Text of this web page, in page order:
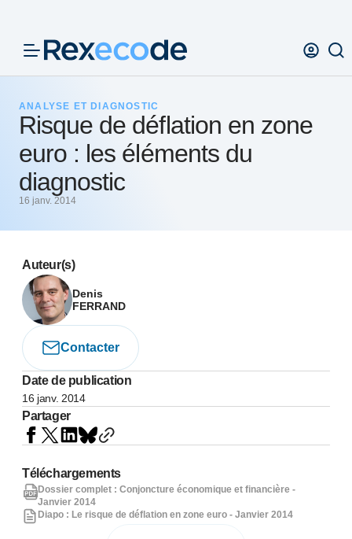
ANALYSE ET DIAGNOSTIC
Risque de déflation en zone
euro : les éléments du
diagnostic
16 janv. 2014
Auteur(s)
Denis
FERRAND
Contacter
Date de publication
16 janv. 2014
Partager
Téléchargements
Dossier complet : Conjoncture économique et financière -
Janvier 2014
Diapo : Le risque de déflation en zone euro - Janvier 2014